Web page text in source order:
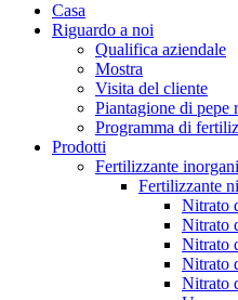
Casa
Riguardo a noi
Qualifica aziendale
Mostra
Visita del cliente
Piantagione di pepe
Programma di
Prodotti
Fertilizzante
Fertilizzante
Nitrato
Nitrato
Nitrato
Nitrato
Nitrato